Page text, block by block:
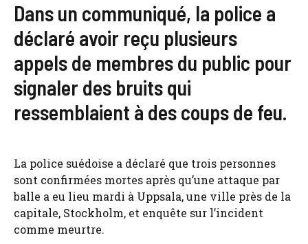
Dans un communiqué, la police a
déclaré avoir reçu plusieurs
appels de membres du public pour
signaler des bruits qui
ressemblaient à des coups de feu.
La police suédoise a déclaré que trois personnes
sont confirmées mortes après qu’une attaque par
balle a eu lieu mardi à Uppsala, une ville près de la
capitale, Stockholm, et enquête sur l’incident
comme meurtre.